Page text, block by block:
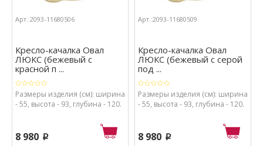
Арт.:2093-11680506
Кресло-качалка Овал
ЛЮКС (бежевый с
красной п ...
Размеры изделия (см): ширина
- 55, высота - 93, глубина - 120.
8 980 p
Арт.:2093-11680509
Кресло-качалка Овал
ЛЮКС (бежевый с серой
под ...
Размеры изделия (см): ширина
- 55, высота - 93, глубина - 120.
8 980 p